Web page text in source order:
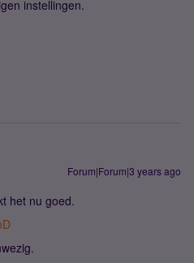
instellingen.
Forum|Forum|3 years ago
het nu goed.